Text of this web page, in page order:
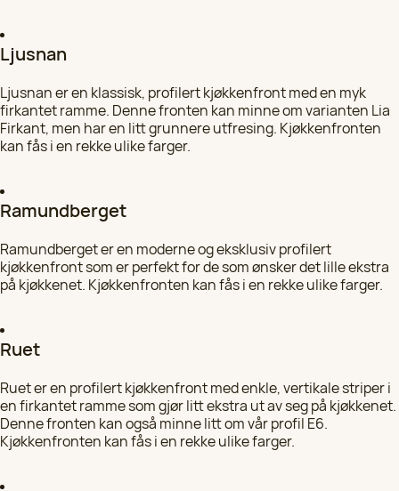
HK Kjøkkenfornying i Stavanger
97 05 31 59
Velg
97 05 31 53
Ljusnan
Ljusnan er en klassisk, profilert kjøkkenfront med en myk
firkantet ramme. Denne fronten kan minne om varianten Lia
Firkant, men har en litt grunnere utfresing. Kjøkkenfronten
kan fås i en rekke ulike farger.
Ramundberget
Ramundberget er en moderne og eksklusiv profilert
kjøkkenfront som er perfekt for de som ønsker det lille ekstra
på kjøkkenet. Kjøkkenfronten kan fås i en rekke ulike farger.
Ruet
Ruet er en profilert kjøkkenfront med enkle, vertikale striper i
en firkantet ramme som gjør litt ekstra ut av seg på kjøkkenet.
Denne fronten kan også minne litt om vår profil E6.
Kjøkkenfronten kan fås i en rekke ulike farger.